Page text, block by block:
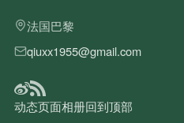
法国巴黎
qiuxx1955@gmail.com
动态页面相册回到顶部